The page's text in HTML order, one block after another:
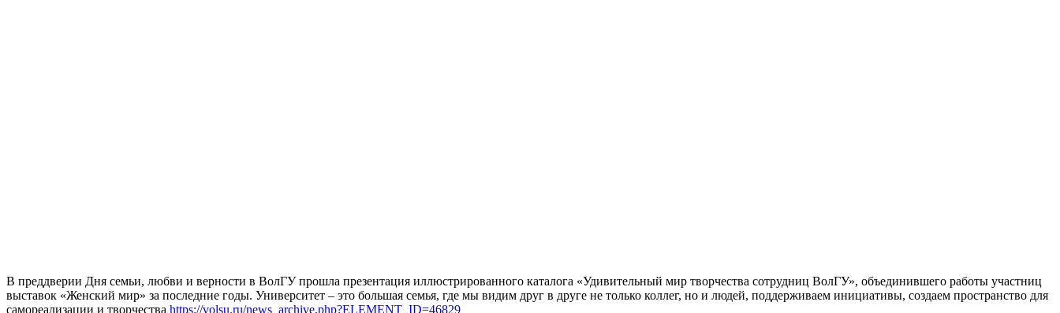
В преддверии Дня семьи, любви и верности в ВолГУ прошла презентация иллюстрированного каталога «Удивительный мир творчества сотрудниц ВолГУ», объединившего работы участниц
выставок «Женский мир» за последние годы. Университет – это большая семья, где мы видим друг в друге не только коллег, но и людей, поддерживаем инициативы, создаем пространство для
самореализации и творчества https://volsu.ru/news_archive.php?ELEMENT_ID=46829